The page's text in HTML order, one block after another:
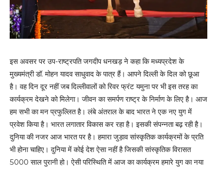
इस अवसर पर उप-राष्ट्रपति जगदीप धनखड़ ने कहा कि मध्यप्रदेश के
मुख्यमंत्री डॉ. मोहन यादव साधुवाद के पात्र हैं। आपने दिल्ली के दिल को छूआ
है। वह दिन दूर नहीं जब दिल्लीवालों को रिवर फ्रंट यमुना पर भी इस तरह का
कार्यक्रम देखने को मिलेगा। जीवन का समर्पण राष्ट्र के निर्माण के लिए है। आज
हम सभी का मन प्रफुल्लित है। लंबे अंतराल के बाद भारत ने एक नए युग में
प्रवेश किया है। भारत लगातार विकास कर रहा है। इसकी संपन्नता बढ़ रही है।
दुनिया की नजर आज भारत पर है। हमारा जुड़ाव सांस्कृतिक कार्यक्रमों के प्रति
भी होना चाहिए। दुनिया में कोई देश ऐसा नहीं है जिसकी सांस्कृतिक विरासत
5000 साल पुरानी हो। ऐसी परिस्थिति में आज का कार्यक्रम हमारे युग का नया